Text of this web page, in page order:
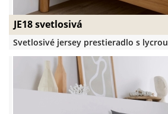
JE18 svetlosivá
Svetlosivé jersey prestieradlo s lycrou